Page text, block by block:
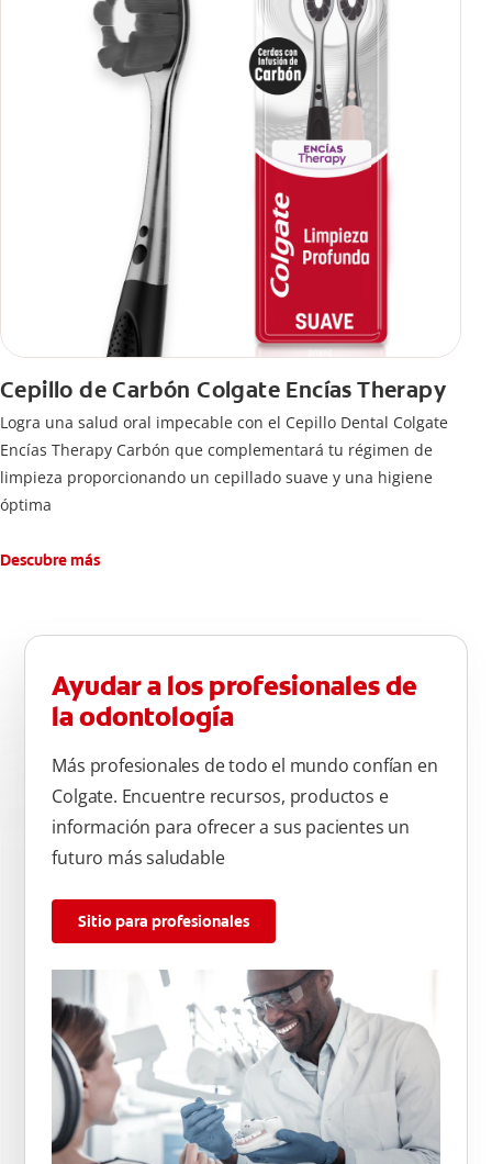
Cepillo de Carbón Colgate Encías Therapy
Logra una salud oral impecable con el Cepillo Dental Colgate
Encías Therapy Carbón que complementará tu régimen de
limpieza proporcionando un cepillado suave y una higiene
óptima
Descubre más
Ayudar a los profesionales de
la odontología
Más profesionales de todo el mundo confían en
Colgate. Encuentre recursos, productos e
información para ofrecer a sus pacientes un
futuro más saludable
Sitio para profesionales